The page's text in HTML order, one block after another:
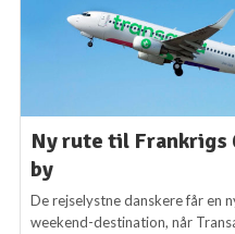
Ny rute til Frankrigs
by
De rejselystne danskere får en
weekend-destination, når